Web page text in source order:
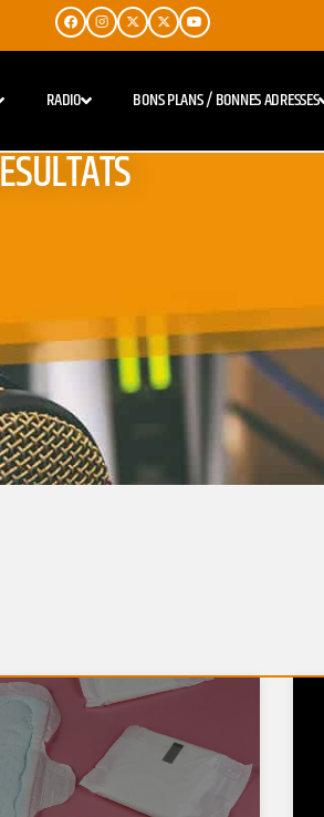
RADIO BONS PLANS / BONNES ADRESSES